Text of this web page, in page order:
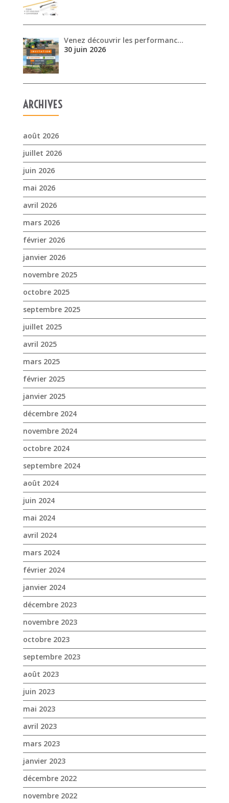
Venez découvrir les performanc…
30 juin 2026
ARCHIVES
août 2026
juillet 2026
juin 2026
mai 2026
avril 2026
mars 2026
février 2026
janvier 2026
novembre 2025
octobre 2025
septembre 2025
juillet 2025
avril 2025
mars 2025
février 2025
janvier 2025
décembre 2024
novembre 2024
octobre 2024
septembre 2024
août 2024
juin 2024
mai 2024
avril 2024
mars 2024
février 2024
janvier 2024
décembre 2023
novembre 2023
octobre 2023
septembre 2023
août 2023
juin 2023
mai 2023
avril 2023
mars 2023
janvier 2023
décembre 2022
novembre 2022